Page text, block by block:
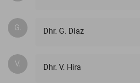
G. Dhr. G. Diaz
V. Dhr. V. Hira